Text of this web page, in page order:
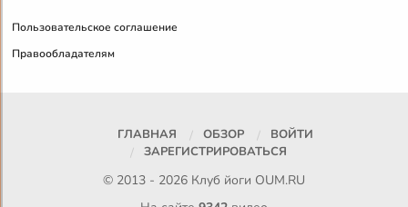
Пользовательское соглашение
Правообладателям
ГЛАВНАЯ ОБЗОР
ВОЙТИ
ЗАРЕГИСТРИРОВАТЬСЯ
© 2013 - 2026 Клуб йоги OUM.RU